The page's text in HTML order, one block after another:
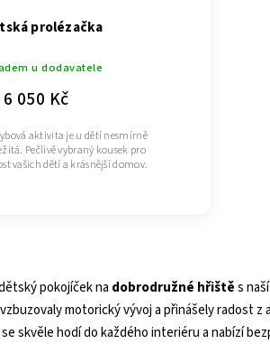
prolézačka
u dodavatele
6 050 Kč
aktivita je u dětí nesmírně
Pečlivě vybraný kousek pro
vašich dětí a krásnější domov.
pokojíček na dobrodružné hřištěs
motorický vývoj a přinášely radost
skvěle hodí do každého interiéru a nabízí